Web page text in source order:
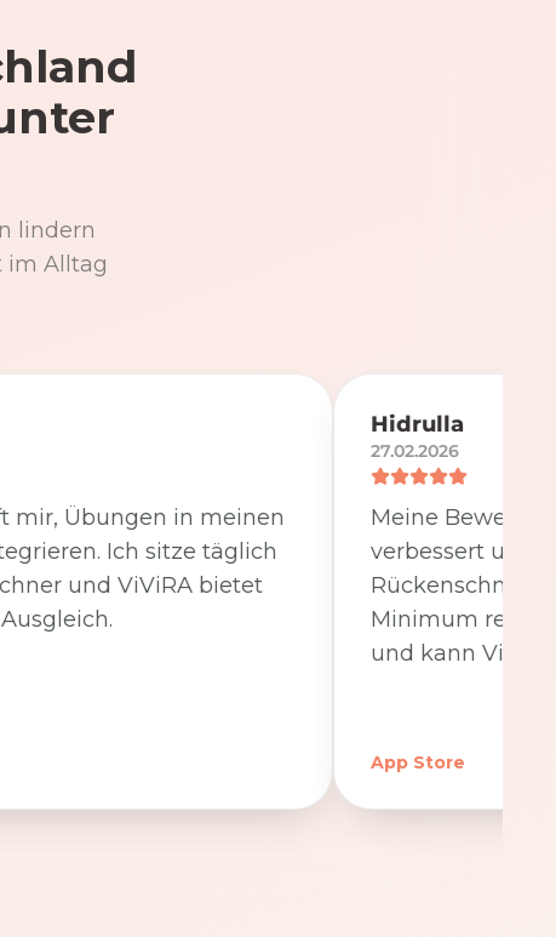
lindern
im Alltag
mir, Übungen in meinen
Ich sitze täglich
und ViViRA bietet
Hidrulla
27.02.2026
Meine
verbessert und
Minimum
und kann
App Store